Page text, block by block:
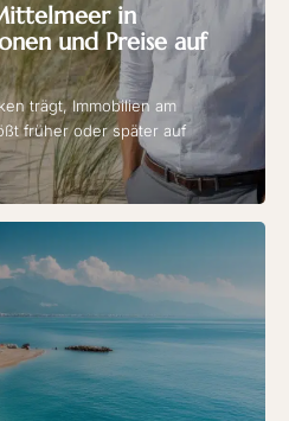
in
und Preise auf
trägt, Immobilien am
früher oder später auf